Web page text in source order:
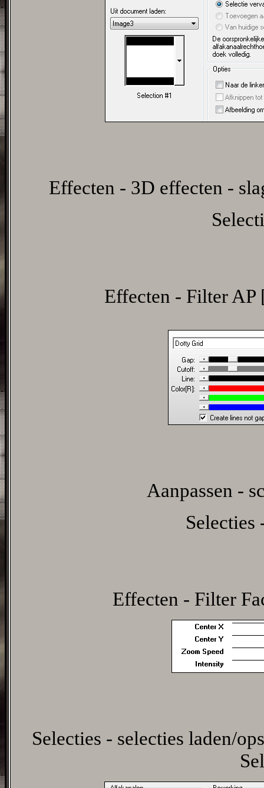
Effecten - 3D effecten -
Effecten - Filter
Aanpassen -
Selecties
Effecten - Filter
Selecties - selecties laden/